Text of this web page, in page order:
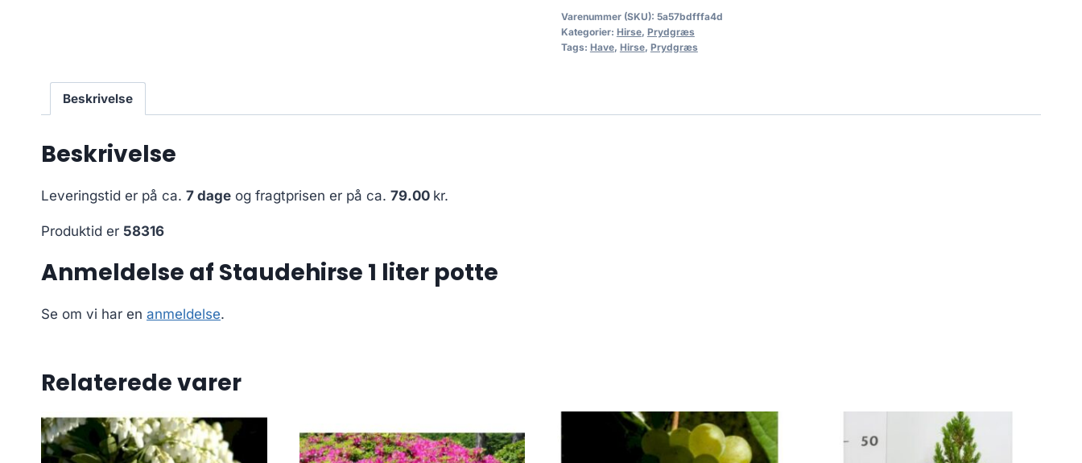
Varenummer (SKU): 5a57bdfffa4d
Kategorier: Hirse, Prydgræs
Tags: Have, Hirse, Prydgræs
Beskrivelse
Beskrivelse
Leveringstid er på ca. 7 dage og fragtprisen er på ca. 79.00 kr.
Produktid er 58316
Anmeldelse af Staudehirse 1 liter potte
Se om vi har en anmeldelse.
Relaterede varer